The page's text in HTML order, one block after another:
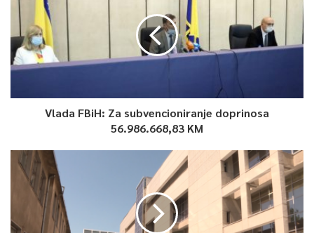
Skakače su kao članovi žirija ocjenjivali: Lorens Listo, Samir
Zukanović, Branko Bogićević, Adnan Džumhur i Mersad Čuljević.
Osim na ljepoti skokova, akcent je bio na sigurnosti te su prije
takmičara, uvjete provjeravali članovi Gorske službe
spasavanja.
doskoku bila je 3,2 metra.
Organizatorima iz SporTura je išlo naruku današnje lijepo
vrijeme u glavnom gradu Bosne i Hercegovine.
Vlada FBiH: Za subvencioniranje doprinosa
56.986.668,83 KM